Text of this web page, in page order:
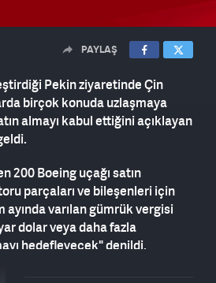
PAYLAŞ
Pekin ziyaretinde Çin
birçok konuda uzlaşmaya
almayı kabul ettiğini açıklayan
200 Boeing uçağı satın
parçaları ve bileşenleri için
varılan gümrük vergisi
dolar veya daha fazla
hedefleyecek" denildi.